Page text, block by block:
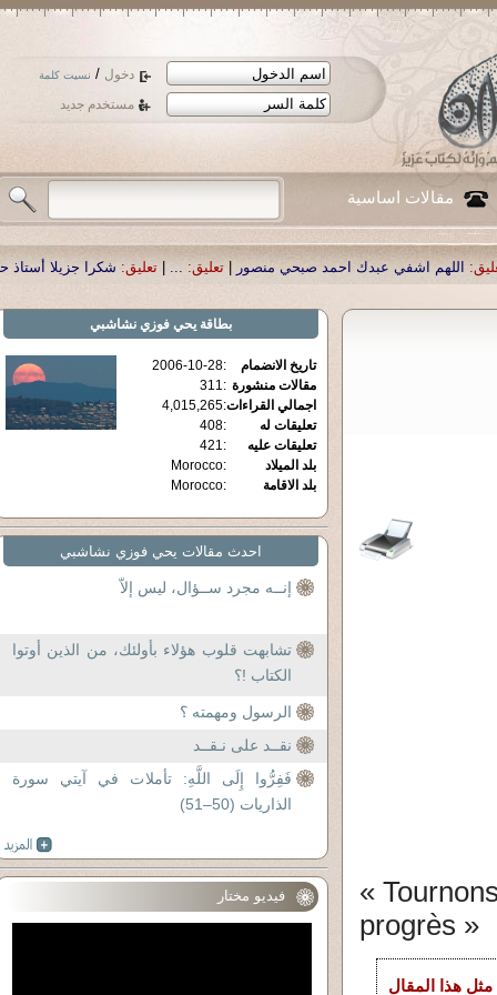
دخول / نسيت كلمة
مستخدم جديد
مقالات اساسية
صبحي منصور|تعليق: ...
|تعليق: شكرا جزيلا أستاذ حمد الحمد .أكرمكم الله .|
«
progrès »
بطاقة يحي فوزي نشاشبي
تاريخ الانضمام :
2006-10-28
مقالات منشورة :
311
اجمالي القراءات:
4,015,265
تعليقات له
:
408
تعليقات عليه
:
421
بلد الميلاد
:
Morocco
بلد الاقامة
:
Morocco
احدث مقالات يحي فوزي نشاشبي
إنــه مجرد ســؤال، ليس إلاّ
تشابهت قلوب هؤلاء بأولئك، من الذين أوتوا
الكتاب !؟
الرسول ومهمته ؟
نقــد على نـقــد
فَفِرُّوا إِلَى اللَّهِ: تأملات في آيتي سورة
الذاريات (50–51)
فيديو مختار